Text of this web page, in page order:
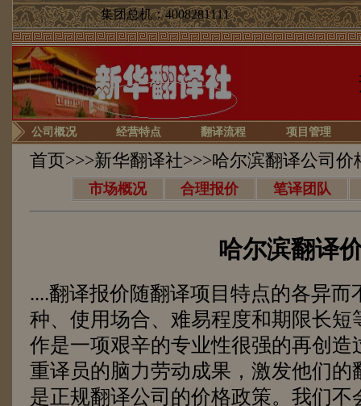
集团总机：4008281111
公司概况 经营特点 翻译流程 项目管理
首页>>>新华翻译社>>>哈尔滨翻译公司价
市场概况 合理报价 笔译团队
哈尔滨翻译
....翻译报价随翻译项目特点的各异
种、使用场合、难易程度和期限长
作是一项艰辛的专业性很强的再创
重译员的脑力劳动成果，激发他们
是正规翻译公司的价格政策。我们